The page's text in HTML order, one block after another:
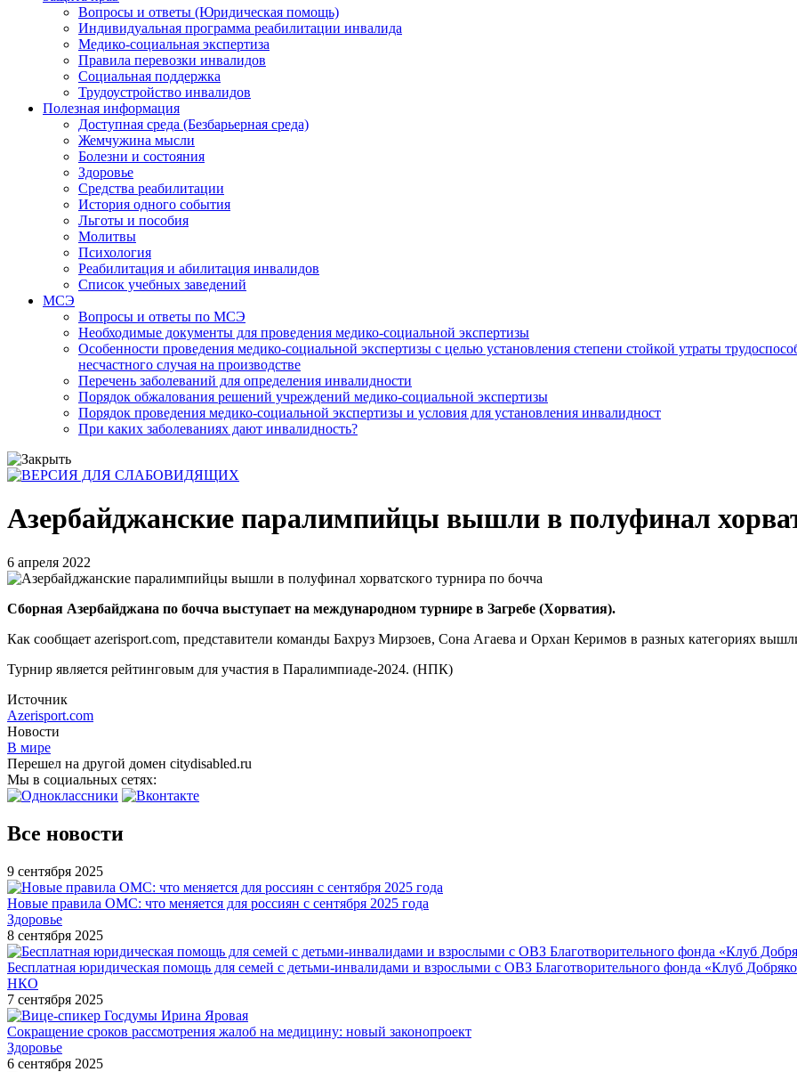
Вопросы и ответы (Юридическая помощь)
Индивидуальная программа реабилитации инвалида
Медико-социальная экспертиза
Правила перевозки инвалидов
Социальная поддержка
Трудоустройство инвалидов
Полезная информация
Доступная среда (Безбарьерная среда)
Жемчужина мысли
Болезни и состояния
Здоровье
Средства реабилитации
История одного события
Льготы и пособия
Молитвы
Психология
Реабилитация и абилитация инвалидов
Список учебных заведений
МСЭ
Вопросы и ответы по МСЭ
Необходимые документы для проведения медико-социальной экспертизы
Особенности проведения медико-социальной экспертизы с целью установления степени стойкой утраты
несчастного случая на производстве
Перечень заболеваний для определения инвалидности
Порядок обжалования решений учреждений медико-социальной экспертизы
Порядок проведения медико-социальной экспертизы и условия для установления инвалидност
При каких заболеваниях дают инвалидность?
Азербайджанские паралимпийцы вышли в полуфинал
6 апреля 2022
Сборная Азербайджана по бочча выступает на международном турнире в Загребе (Хорватия).
Как сообщает azerisport.com, представители команды Бахруз Мирзоев, Сона Агаева и Орхан Керимов в разных категориях
Турнир является рейтинговым для участия в Паралимпиаде-2024. (НПК)
Источник
Azerisport.com
Новости
В мире
Перешел на другой домен citydisabled.ru
Мы в социальных сетях:
Все новости
9 сентября 2025
Новые правила ОМС: что меняется для россиян с сентября 2025 года
Здоровье
8 сентября 2025
Бесплатная юридическая помощь для семей с детьми-инвалидами и взрослыми с ОВЗ Благотворительного фонда «Клуб
НКО
7 сентября 2025
Сокращение сроков рассмотрения жалоб на медицину: новый законопроект
Здоровье
6 сентября 2025